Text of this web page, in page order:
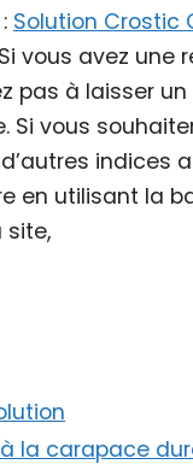
Solution Crostic
vous avez une
pas à laisser un
Si vous
indices
en utilisant la
site,
la carapace